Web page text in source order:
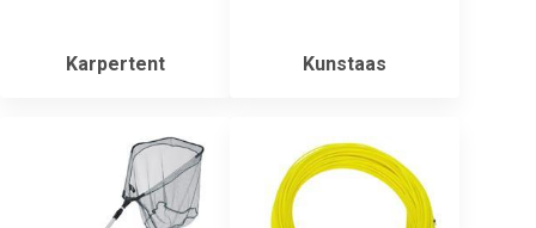
Karpertent Kunstaas